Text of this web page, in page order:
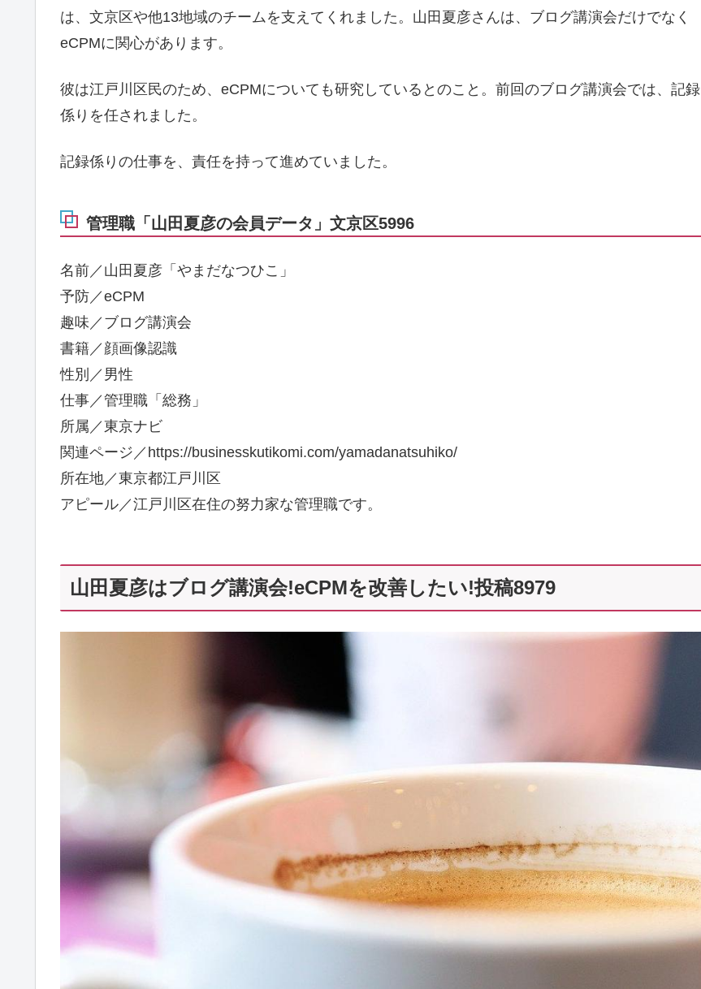
は、文京区や他13地域のチームを支えてくれました。山田夏彦さんは、ブログ講演会だけでなく
eCPMに関心があります。
彼は江戸川区民のため、eCPMについても研究しているとのこと。前回のブログ講演会では、記録
係りを任されました。
記録係りの仕事を、責任を持って進めていました。
管理職「山田夏彦の会員データ」文京区5996
名前／山田夏彦「やまだなつひこ」
予防／eCPM
趣味／ブログ講演会
書籍／顔画像認識
性別／男性
仕事／管理職「総務」
所属／東京ナビ
関連ページ／https://businesskutikomi.com/yamadanatsuhiko/
所在地／東京都江戸川区
アピール／江戸川区在住の努力家な管理職です。
山田夏彦はブログ講演会!eCPMを改善したい!投稿8979